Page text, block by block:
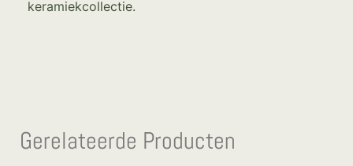
keramiekcollectie.
Gerelateerde Producten